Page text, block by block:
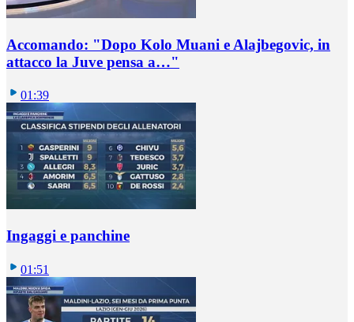
Accomando: "Dopo Kolo Muani e Alajbegovic, in
attacco la Juve pensa a…"
01:39
Ingaggi e panchine
01:51